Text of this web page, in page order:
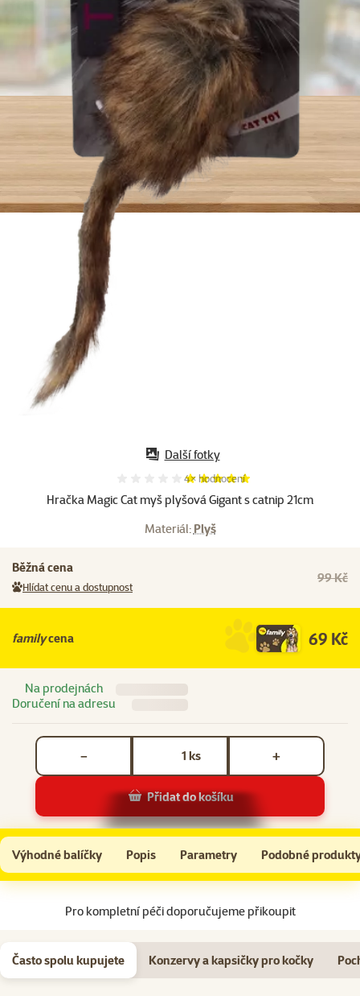
Hračka Magic Cat myš plyšová Gigant s catnip 21cm
Hodnocení 100%, počet hodnocení:
4× hodnocení
Materiál: Plyš
Běžná cena
Hlídat cenu a dostupnost
99 Kč
familycena 69 Kč
Na prodejnách
Doručení na adresu
ks
− +
Přidat do košíku
Další fotky
Hračka Magic Cat myš plyšová Gigant s catnip 21cm
Do košíku
Výhodné balíčky Popis Parametry Podobné
Na začátek stránky
Pro kompletní péči doporučujeme přikoupit
Často spolu kupujete Konzervy a kapsičky pro kočky